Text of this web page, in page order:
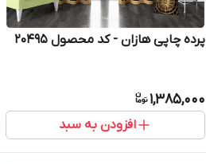
پرده چاپی هازان - کد محصول 20495
1,385,000
افزودن به سبد